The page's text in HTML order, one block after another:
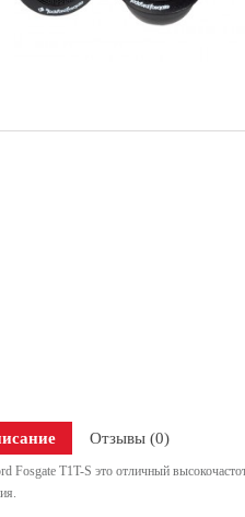
Отзывы (0)
Fosgate T1T-S это отличный